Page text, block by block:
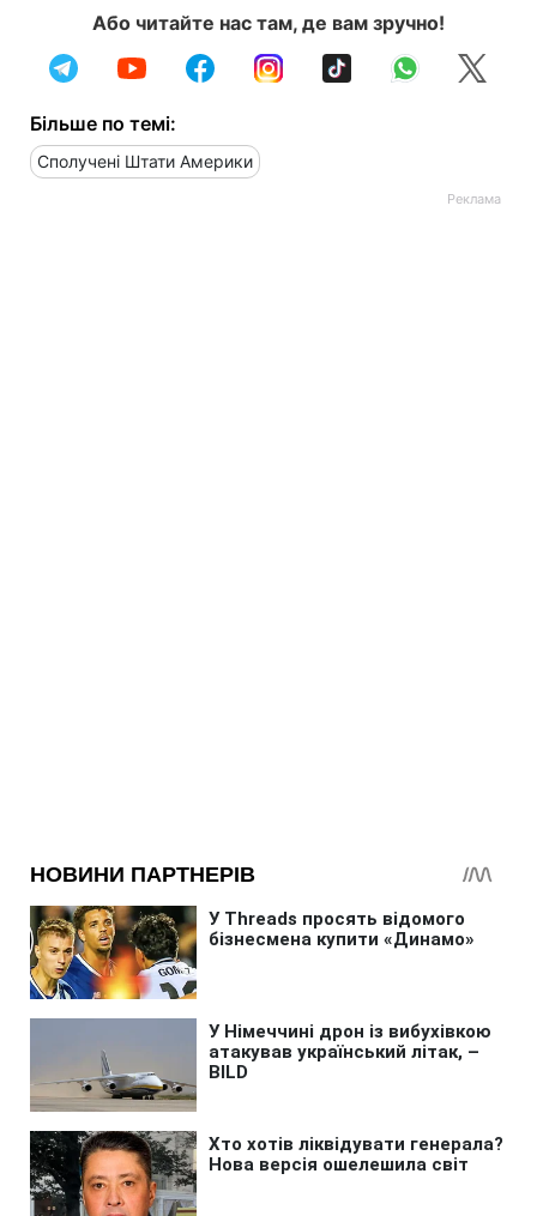
Або читайте нас там, де вам зручно!
Більше по темі:
Сполучені Штати Америки